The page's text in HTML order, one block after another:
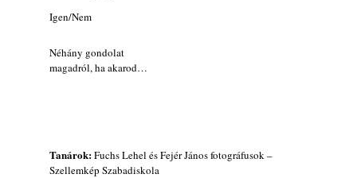
Igen/Nem
Néhány gondolat
magadról, ha akarod…
Tanárok:Fuchs Lehel és Fejér János fotográfusok –
Szellemkép Szabadiskola